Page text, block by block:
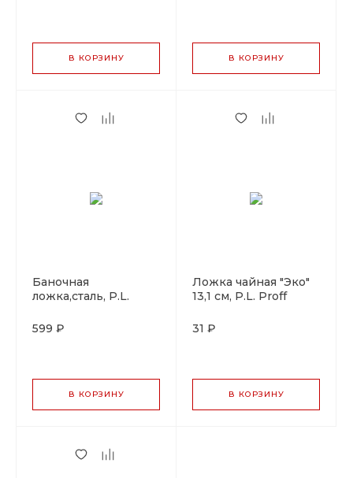
В КОРЗИНУ В КОРЗИНУ
Баночная
ложка,сталь, P.L.
599 ₽
В КОРЗИНУ
Ложка чайная "Эко"
13,1 см, P.L. Proff
31 ₽
В КОРЗИНУ